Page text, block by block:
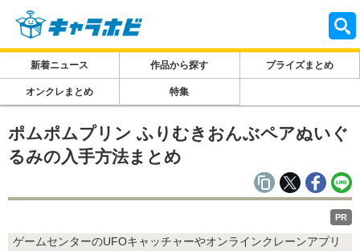
新着ニュース 作品から探す プライズまとめ
オンクレまとめ 特集
ポムポムプリン ふりむきおんぶペアぬいぐ
るみの入手方法まとめ
PR
ゲームセンターのUFOキャッチャーやオンラインクレーンアプリ